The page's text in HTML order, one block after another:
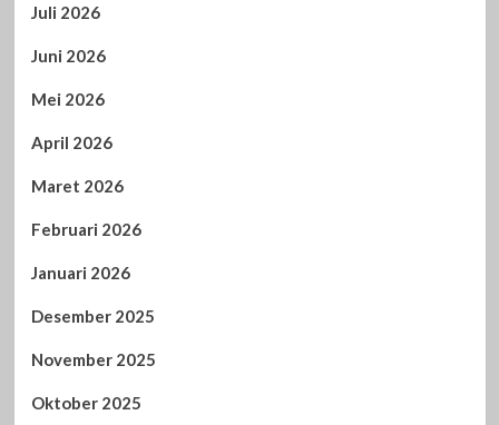
Juli 2026
Juni 2026
Mei 2026
April 2026
Maret 2026
Februari 2026
Januari 2026
Desember 2025
November 2025
Oktober 2025